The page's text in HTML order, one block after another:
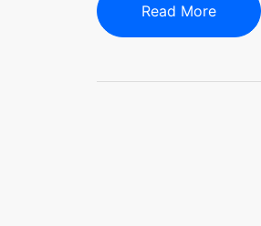
Read More